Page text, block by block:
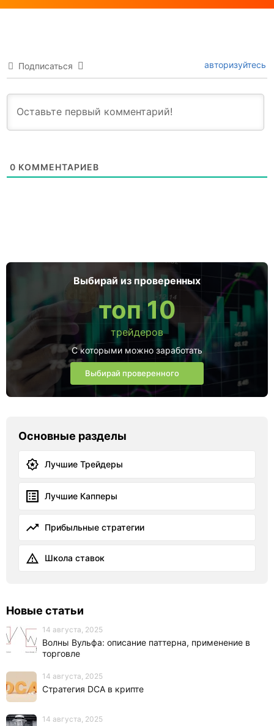
Подписаться авторизуйтесь
0 КОММЕНТАРИЕВ
Выбирай из проверенных
топ 10
трейдеров
С которыми можно заработать
Выбирай проверенного
Основные разделы
Лучшие Трейдеры
Лучшие Капперы
Прибыльные стратегии
Школа ставок
Новые статьи
14 августа, 2025
Волны Вульфа: описание паттерна, применение в
торговле
14 августа, 2025
Стратегия DCA в крипте
14 августа, 2025